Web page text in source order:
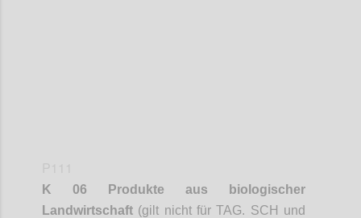
K 06 Produkte aus biologischer
Landwirtschaft (gilt nicht für TAG. SCH und